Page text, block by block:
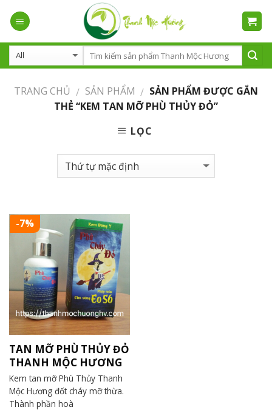
TRANG CHỦ / SẢN PHẨM / SẢN PHẨM ĐƯỢC GẮN
THẺ “KEM TAN MỠ PHÙ THỦY ĐỎ”
LỌC
-7%
TAN MỠ PHÙ THỦY ĐỎ
THANH MỘC HƯƠNG
Kem tan mỡ Phù Thủy Thanh
Mộc Hương đốt cháy mỡ thừa.
Thành phần hoà